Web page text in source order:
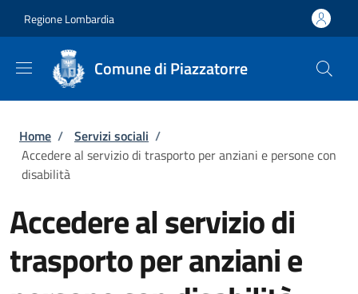
Regione Lombardia
Comune di Piazzatorre
Briciole di pane
Home / Servizi sociali /
Accedere al servizio di trasporto per anziani e persone con
disabilità
Accedere al servizio di
trasporto per anziani e